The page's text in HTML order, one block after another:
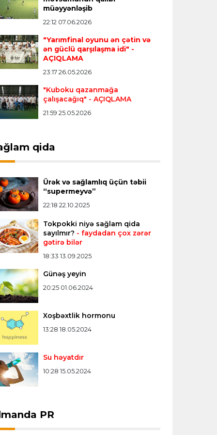
23:18 06.08.2026
tarixinin ən bahalı transferini
P.L. 23:14 06.08.2026
Pato İngiltərə klubunun
olacaq
23:08 06.08.2026
tapdı
voleybolu üzrə ölkə
finalçılar müəyyənləşdi
liqası 23:03 06.08.2026
"Dinamo"ya minimal
uduzdu
xəbərlər >>>
müəyyənləşib
22:12 07.06.2026
"Yarımfinal oyunu ən çətin və
ən güclü qarşılaşma idi" -
AÇIQLAMA
23:17 26.05.2026
"Kuboku qazanmağa
çalışacağıq" - AÇIQLAMA
21:59 25.05.2026
qida
Ürək və sağlamlıq üçün təbii
“supermeyvə”
22:18 22.10.2025
Tokpokki niyə sağlam qida
sayılmır? - faydadan çox zərər
gətirə bilər
18:33 13.09.2025
Günəş yeyin
20:25 01.06.2024
Xoşbəxtlik hormonu
13:28 18.05.2024
Su həyatdır
10:28 15.05.2024
PR